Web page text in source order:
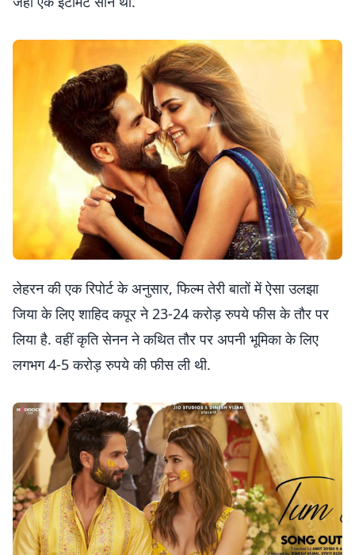
लेहरन की एक रिपोर्ट के अनुसार, फिल्म तेरी बातों में ऐसा उलझा
जिया के लिए शाहिद कपूर ने 23-24 करोड़ रुपये फीस के तौर पर
लिया है. वहीं कृति सेनन ने कथित तौर पर अपनी भूमिका के लिए
लगभग 4-5 करोड़ रुपये की फीस ली थी.